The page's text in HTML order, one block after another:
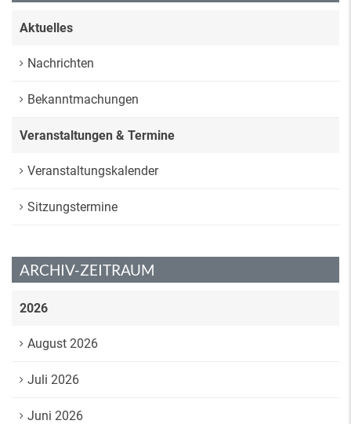
Aktuelles
Nachrichten
Bekanntmachungen
Veranstaltungen & Termine
Veranstaltungskalender
Sitzungstermine
ARCHIV-ZEITRAUM
2026
August 2026
Juli 2026
Juni 2026